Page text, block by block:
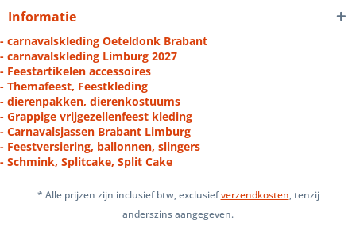
Informatie
- carnavalskleding Oeteldonk Brabant
- carnavalskleding Limburg 2027
- Feestartikelen accessoires
- Themafeest, Feestkleding
- dierenpakken, dierenkostuums
- Grappige vrijgezellenfeest kleding
- Carnavalsjassen Brabant Limburg
- Feestversiering, ballonnen, slingers
- Schmink, Splitcake, Split Cake
* Alle prijzen zijn inclusief btw, exclusiefverzendkosten, tenzij
anderszins aangegeven.